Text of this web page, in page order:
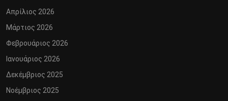
Απρίλιος 2026
Μάρτιος 2026
Φεβρουάριος 2026
Ιανουάριος 2026
Δεκέμβριος 2025
Νοέμβριος 2025